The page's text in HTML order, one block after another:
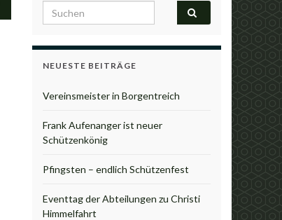
Search for:
NEUESTE BEITRÄGE
Vereinsmeister in Borgentreich
Frank Aufenanger ist neuer
Schützenkönig
Pfingsten – endlich Schützenfest
Eventtag der Abteilungen zu Christi
Himmelfahrt